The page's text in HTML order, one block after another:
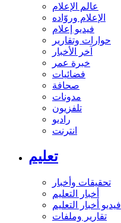
عالم الإعلام
الإعلام وروّاده
فيديو إعلام
حوارات وتقارير
آخر الأخبار
خبرة عمر
فضائيات
صحافة
مدونات
تلفزيون
راديو
انترنت
تعليم
تحقيقات وأخبار
أخبار التعليم
فيديو أخبار التعليم
تقارير وملفات